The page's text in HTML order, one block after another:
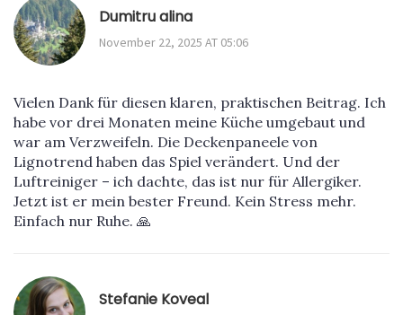
Dumitru alina
November 22, 2025 AT 05:06
Vielen Dank für diesen klaren, praktischen Beitrag. Ich
habe vor drei Monaten meine Küche umgebaut und
war am Verzweifeln. Die Deckenpaneele von
Lignotrend haben das Spiel verändert. Und der
Luftreiniger – ich dachte, das ist nur für Allergiker.
Jetzt ist er mein bester Freund. Kein Stress mehr.
Einfach nur Ruhe. 🙏
Stefanie Koveal